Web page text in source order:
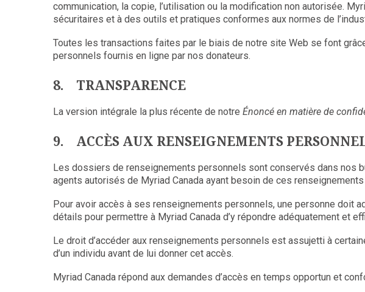
communication, la copie, l’utilisation ou la modification non autorisée.
sécuritaires et à des outils et pratiques conformes aux normes de
Toutes les transactions faites par le biais de notre site Web se font
personnels fournis en ligne par nos donateurs.
8. TRANSPARENCE
La version intégrale la plus récente de notre Énoncé en matière de
9. ACCÈS AUX RENSEIGNEMENTS
Les dossiers de renseignements personnels sont conservés dans nos
agents autorisés de Myriad Canada ayant besoin de ces
Pour avoir accès à ses renseignements personnels, une personne doit
détails pour permettre à Myriad Canada d’y répondre adéquatement et
Le droit d’accéder aux renseignements personnels est assujetti à
d’un individu avant de lui donner cet accès.
Myriad Canada répond aux demandes d’accès en temps opportun et